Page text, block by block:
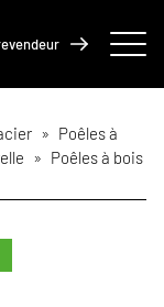
» Poêles à
» Poêles à bois